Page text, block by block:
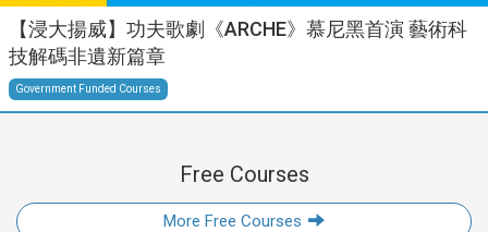
【浸大揚威】功夫歌劇《ARCHE》慕尼黑首演 藝術科
技解碼非遺新篇章
Government Funded Courses
Free Courses
More Free Courses